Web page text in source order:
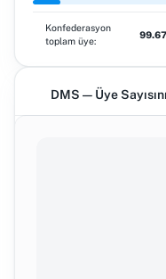
Konfederasyon
toplam üye:
DMS — Üye